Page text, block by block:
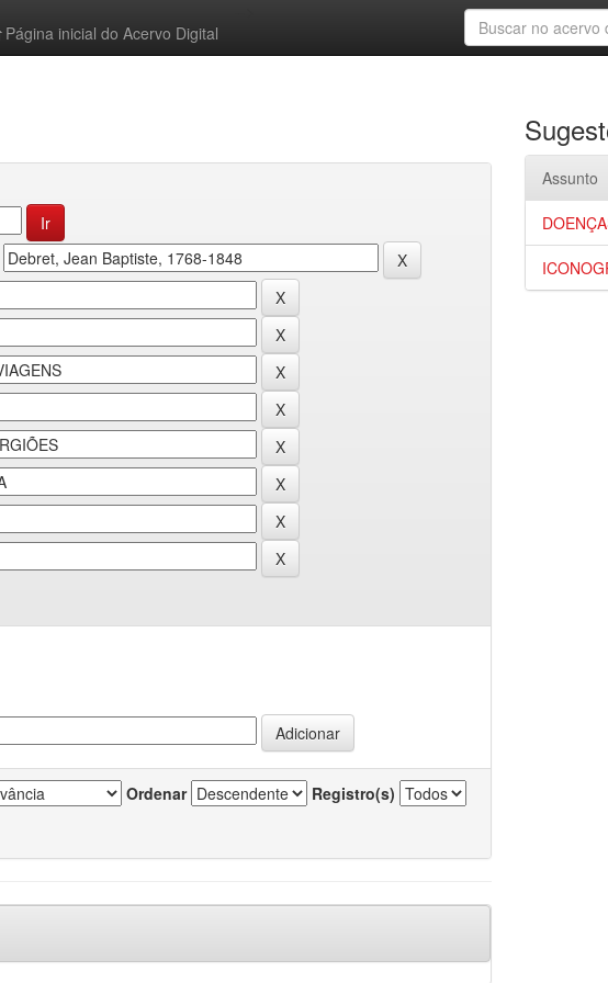
Página inicial do Acervo Digital
Ordenar Registro(s)
Assunto